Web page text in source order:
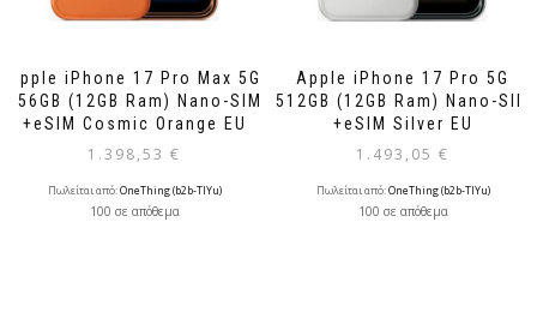
Apple iPhone 17 Pro Max 5G
256GB (12GB Ram) Nano-SIM
+eSIM Cosmic Orange EU
1.398,53 €
Πωλείται από:OneThing (b2b-TlYu)
100 σε απόθεμα
Apple iPhone 17 Pro 5G
512GB (12GB Ram) Nano-SIM
+eSIM Silver EU
1.493,05 €
Πωλείται από:OneThing (b2b-TlYu)
100 σε απόθεμα